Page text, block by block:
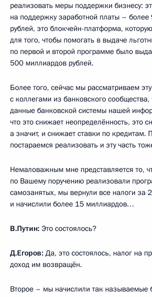
реализовать меры поддержки бизнесу:
на поддержку заработной платы –
рублей, это блокчейн-платформа,
для того, чтобы помогать в выдаче
по первой и второй программе было
500 миллиардов рублей.
Более того, сейчас мы рассматриваем
с коллегами из банковского
данные банковской системы нашей
что это снижает неопределённость, это
а значит, и снижает ставки по кредитам.
постараемся реализовать и эту часть
Немаловажным мне представляется то,
по Вашему поручению реализовали
самозанятых, мы вернули все налоги за
и начислили более 15 миллиардов…
В.Путин: Это состоялось?
Д.Егоров: Да, это состоялось, налог на
доход им возвращён.
Второе – мы начислили так называемые